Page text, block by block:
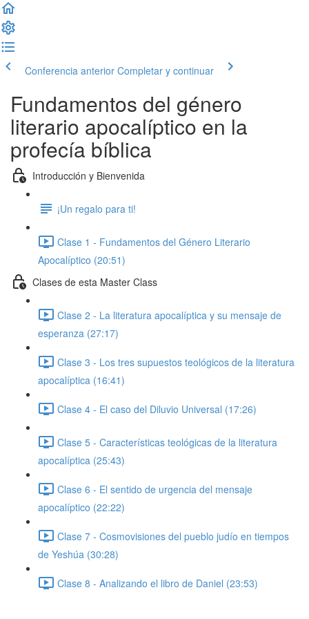
Conferencia anterior Completar y continuar
Fundamentos del género
literario apocalíptico en la
profecía bíblica
Introducción y Bienvenida
¡Un regalo para ti!
Clase 1 - Fundamentos del Género Literario
Apocalíptico (20:51)
Clases de esta Master Class
Clase 2 - La literatura apocalíptica y su mensaje de
esperanza (27:17)
Clase 3 - Los tres supuestos teológicos de la literatura
apocalíptica (16:41)
Clase 4 - El caso del Diluvio Universal (17:26)
Clase 5 - Características teológicas de la literatura
apocalíptica (25:43)
Clase 6 - El sentido de urgencia del mensaje
apocalíptico (22:22)
Clase 7 - Cosmovisiones del pueblo judío en tiempos
de Yeshúa (30:28)
Clase 8 - Analizando el libro de Daniel (23:53)